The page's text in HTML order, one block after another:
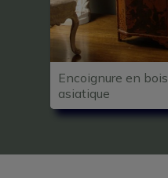
Encoignure en
asiatique